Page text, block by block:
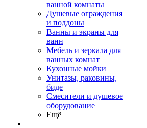
ванной комнаты
Душевые ограждения
и поддоны
Ванны и экраны для
ванн
Мебель и зеркала для
ванных комнат
Кухонные мойки
Унитазы, раковины,
биде
Смесители и душевое
оборудование
Ещё